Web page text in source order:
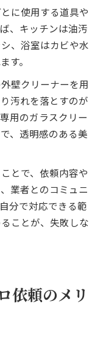
に使用する道具や
、キッチンは油汚
、浴室はカビや水
す。
壁クリーナーを用
汚れを落とすのが
用のガラスクリー
、透明感のある美
とで、依頼内容や
業者とのコミュニ
分で対応できる範
ことが、失敗しな
依頼のメリ